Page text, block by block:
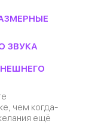
ЗВУКА
чем когда-
ещё